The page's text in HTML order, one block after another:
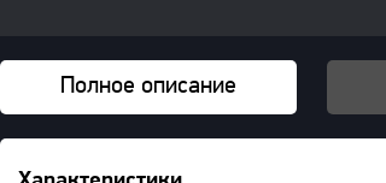
Полное описание